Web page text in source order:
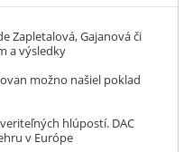
Zapletalová, Gajanová či
a výsledky
možno našiel poklad
hlúpostí. DAC
v Európe